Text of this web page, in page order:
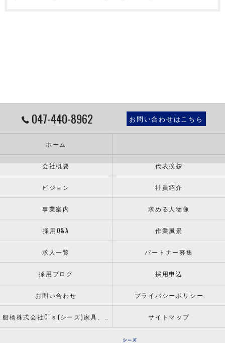
047-440-8962 お問い合わせはこちら
ホーム
会社概要 代表挨拶
ビジョン 社員紹介
事業案内 求める人物像
採用Q&A 作業風景
求人一覧 パートナー募集
採用ブログ 採用申込
お問い合わせ プライバシーポリシー
サイトマップ